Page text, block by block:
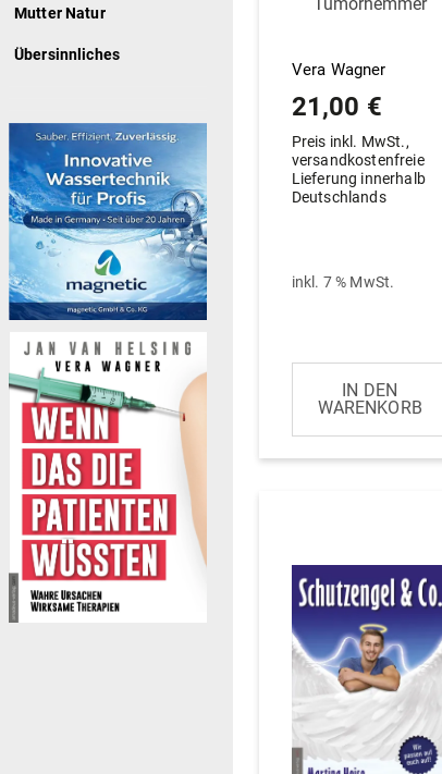
Mutter Natur
Übersinnliches
Vera Wagner
21,00 €
Preis inkl. MwSt.,
versandkostenfreie
Lieferung innerhalb
Deutschlands
inkl. 7 % MwSt.
IN DEN
WARENKORB